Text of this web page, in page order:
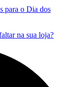
para o Dia dos
na sua loja?